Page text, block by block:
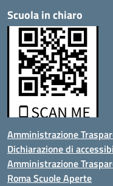
Scuola in chiaro
Amministrazione
Dichiarazione di
Amministrazione
Roma Scuole Aperte